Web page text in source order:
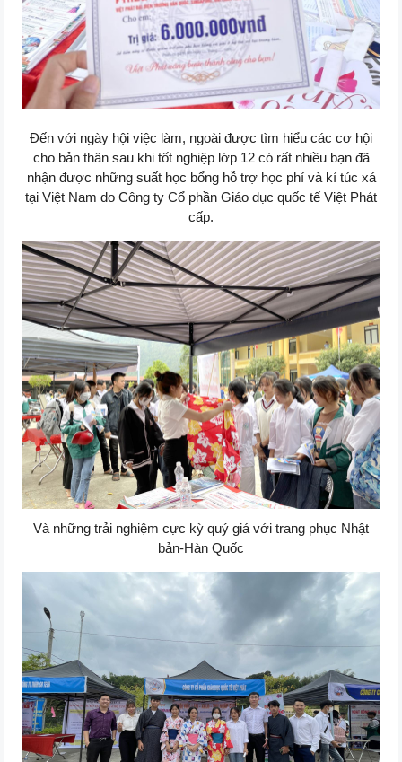
Đến với ngày hội việc làm, ngoài được tìm hiểu các cơ hội
cho bản thân sau khi tốt nghiệp lớp 12 có rất nhiều bạn đã
nhận được những suất học bổng hỗ trợ học phí và kí túc xá
tại Việt Nam do Công ty Cổ phần Giáo dục quốc tế Việt Phát
cấp.
Và những trải nghiệm cực kỳ quý giá với trang phục Nhật
bản-Hàn Quốc